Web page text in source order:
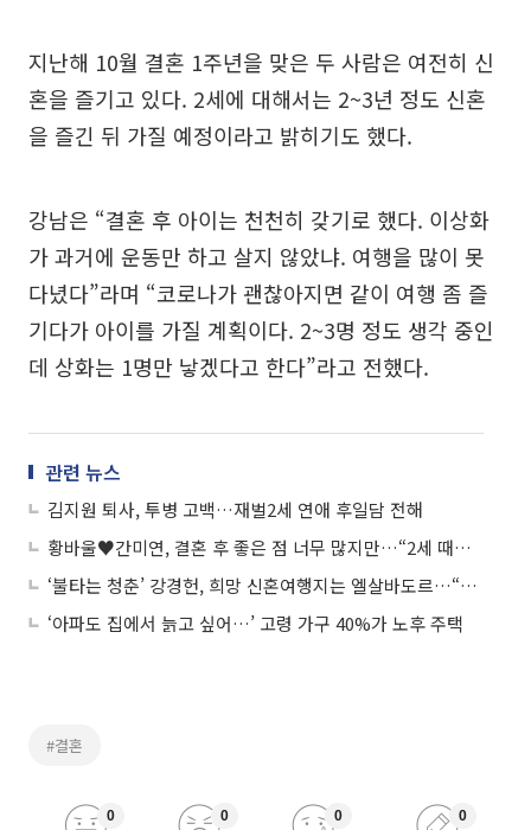
지난해 10월 결혼 1주년을 맞은 두 사람은 여전히 신
혼을 즐기고 있다. 2세에 대해서는 2~3년 정도 신혼
을 즐긴 뒤 가질 예정이라고 밝히기도 했다.
강남은 “결혼 후 아이는 천천히 갖기로 했다. 이상화
가 과거에 운동만 하고 살지 않았냐. 여행을 많이 못
다녔다”라며 “코로나가 괜찮아지면 같이 여행 좀 즐
기다가 아이를 가질 계획이다. 2~3명 정도 생각 중인
데 상화는 1명만 낳겠다고 한다”라고 전했다.
관련 뉴스
김지원 퇴사, 투병 고백…재벌2세 연애 후일담 전해
황바울♥간미연, 결혼 후 좋은 점 너무 많지만…“2세 때문에 고민 많아”
‘불타는 청춘’ 강경헌, 희망 신혼여행지는 엘살바도르…“아직은 결혼 두렵다”
‘아파도 집에서 늙고 싶어…’ 고령 가구 40%가 노후 주택
#결혼
0 0 0 0